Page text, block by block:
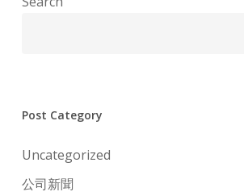
Post Category
Uncategorized
公司新聞